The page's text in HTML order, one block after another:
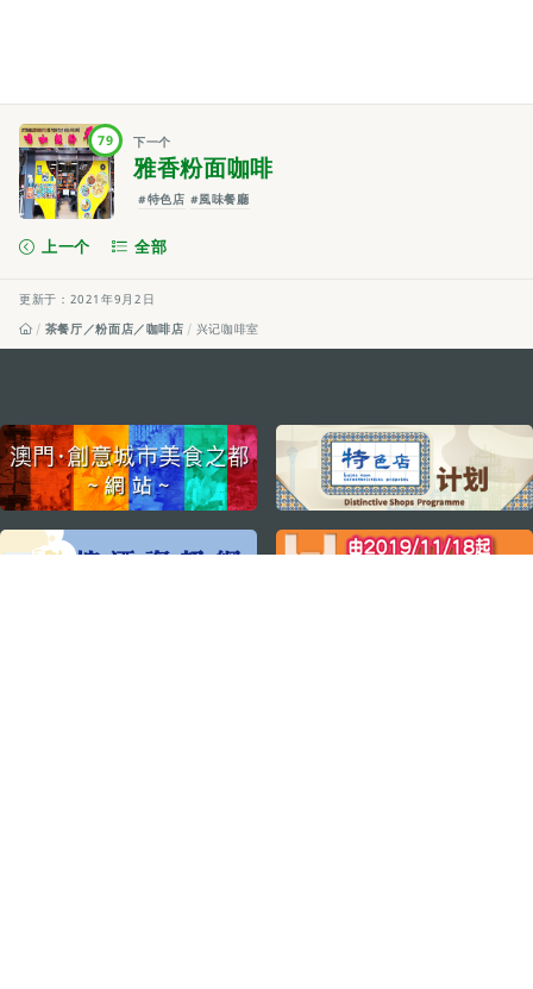
79 下一个
雅香粉面咖啡
#特色店 #風味餐廳
上一个 全部
更新于：2021年9月2日
茶餐厅／粉面店／咖啡店
兴记咖啡室
external links